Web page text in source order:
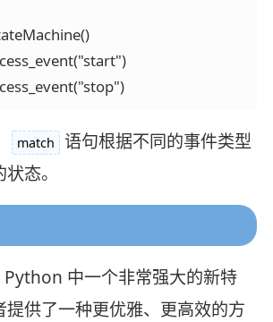
   machine.process_event("stop")
match
语句根据不同的事件类型
态。
Python 中一个非常强大的新特
提供了一种更优雅、更高效的方